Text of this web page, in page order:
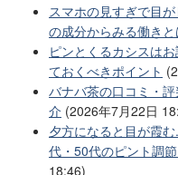
スマホの見すぎで目
の成分からみる働きと
ピンとくるカシスは
ておくべきポイント
バナバ茶の口コミ・
介 (2026年7月22日
夕方になると目が霞
代・50代のピント調
18:46)